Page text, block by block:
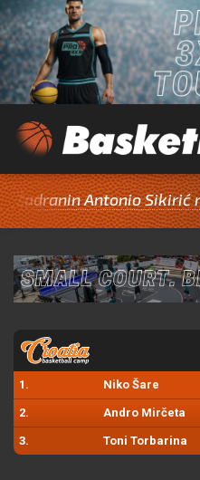
Antonio Sikirić
1. Niko Šare
2. Andro Mirčeta
3. Toni Torbarina